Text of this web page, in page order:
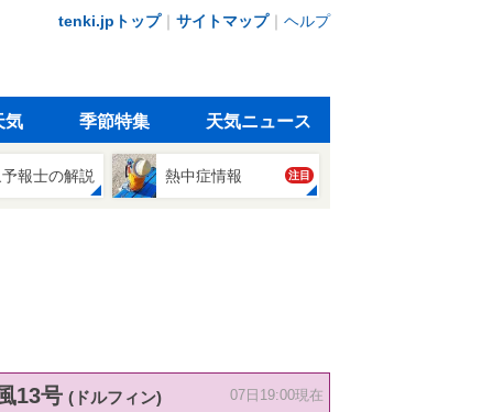
tenki.jpトップ｜ サイトマップ｜ ヘルプ
気 季節特集 天気ニュース
報士の解説 熱中症情報 注目
13号 (ドルフィン) 07日19:00現在